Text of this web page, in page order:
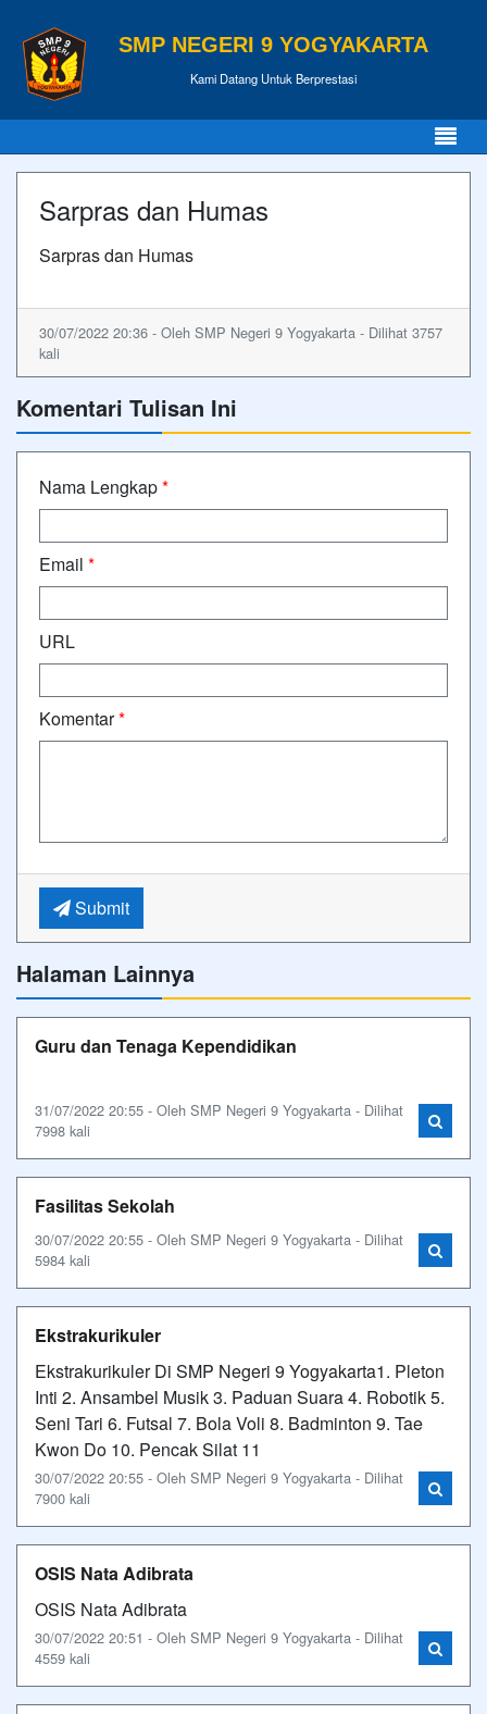
SMP NEGERI 9 YOGYAKARTA
Kami Datang Untuk Berprestasi
Sarpras dan Humas
Sarpras dan Humas
30/07/2022 20:36 - Oleh SMP Negeri 9 Yogyakarta - Dilihat 3757
kali
Komentari Tulisan Ini
Nama Lengkap*
Email *
URL
Komentar*
Submit
Halaman Lainnya
Guru dan Tenaga Kependidikan
31/07/2022 20:55 - Oleh SMP Negeri 9 Yogyakarta - Dilihat
7998 kali
Fasilitas Sekolah
30/07/2022 20:55 - Oleh SMP Negeri 9 Yogyakarta - Dilihat
5984 kali
Ekstrakurikuler
Ekstrakurikuler Di SMP Negeri 9 Yogyakarta1. Pleton
Inti 2. Ansambel Musik 3. Paduan Suara 4. Robotik 5.
Seni Tari 6. Futsal 7. Bola Voli 8. Badminton 9. Tae
Kwon Do 10. Pencak Silat 11
30/07/2022 20:55 - Oleh SMP Negeri 9 Yogyakarta - Dilihat
7900 kali
OSIS Nata Adibrata
OSIS Nata Adibrata
30/07/2022 20:51 - Oleh SMP Negeri 9 Yogyakarta - Dilihat
4559 kali